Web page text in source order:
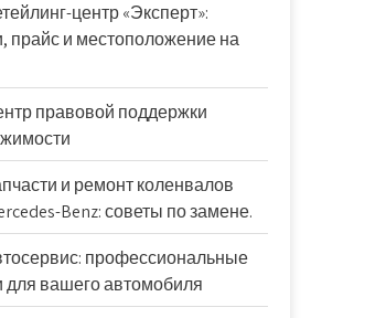
центр «Эксперт»:
прайс и местоположение на
правовой поддержки
и ремонт коленвалов
Benz: советы по замене.
профессиональные
для вашего автомобиля